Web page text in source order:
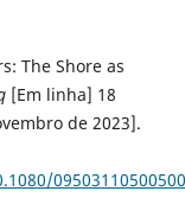
The Shore as
[Em linha] 18
de 2023].